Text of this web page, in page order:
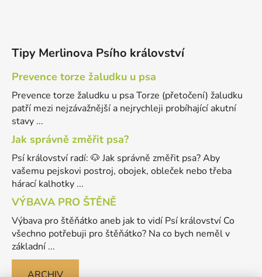
Tipy Merlinova Psího království
Prevence torze žaludku u psa
Prevence torze žaludku u psa Torze (přetočení) žaludku
patří mezi nejzávažnější a nejrychleji probíhající akutní
stavy ...
Jak správně změřit psa?
Psí království radí: 🐶 Jak správně změřit psa? Aby
vašemu pejskovi postroj, obojek, obleček nebo třeba
hárací kalhotky ...
VÝBAVA PRO ŠTĚNĚ
Výbava pro štěňátko aneb jak to vidí Psí království Co
všechno potřebuji pro štěňátko? Na co bych neměl v
základní ...